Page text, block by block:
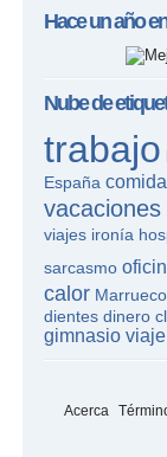
Hace un año
Nube de
trabajo
España comida
vacaciones
viajes ironía
sarcasmo
calor
dientes dinero
gimnasio viaje
Acerca